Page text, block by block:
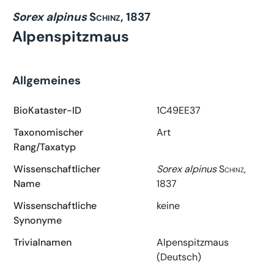
Sorex alpinus Schinz, 1837
Alpenspitzmaus
Allgemeines
BioKataster-ID
1C49EE37
Taxonomischer
Rang/Taxatyp
Art
Wissenschaftlicher
Name
Sorex alpinusSchinz,
1837
Wissenschaftliche
Synonyme
keine
Trivialnamen
Alpenspitzmaus
(Deutsch)